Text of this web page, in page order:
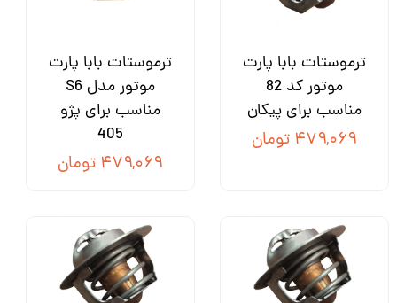
ترموستات بابا پارت
موتور کد 82
مناسب برای پیکان
۴۷۹,۰۶۹ تومان
ترموستات بابا پارت
موتور مدل S6
مناسب برای پژو
405
۴۷۹,۰۶۹ تومان